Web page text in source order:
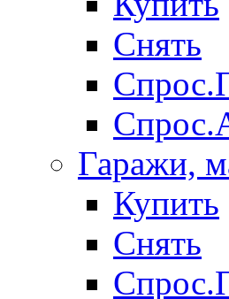
Снять
Гаражи,
Купить
Снять